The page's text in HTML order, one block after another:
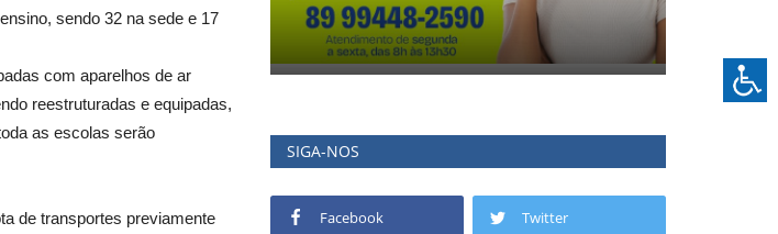
sendo 32 na sede e 17
com aparelhos de ar
reestruturadas e equipadas,
as escolas serão
de transportes previamente
SIGA-NOS
Facebook Twitter